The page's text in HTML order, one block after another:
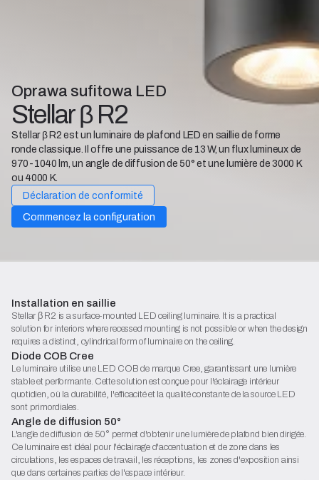
Oprawa sufitowa LED
Stellar β R2
Stellar β R2 est un luminaire de plafond LED en saillie de forme
ronde classique. Il offre une puissance de 13 W, un flux lumineux de
970-1040 lm, un angle de diffusion de 50° et une lumière de 3000 K
ou 4000 K.
Déclaration de conformité
Commencez la configuration
Installation en saillie
Stellar β R2 is a surface-mounted LED ceiling luminaire. It is a practical
solution for interiors where recessed mounting is not possible or when the design
requires a distinct, cylindrical form of luminaire on the ceiling.
Diode COB Cree
Le luminaire utilise une LED COB de marque Cree, garantissant une lumière
stable et performante. Cette solution est conçue pour l'éclairage intérieur
quotidien, où la durabilité, l'efficacité et la qualité constante de la source LED
sont primordiales.
Angle de diffusion 50°
L'angle de diffusion de 50° permet d'obtenir une lumière de plafond bien dirigée.
Ce luminaire est idéal pour l'éclairage d'accentuation et de zone dans les
circulations, les espaces de travail, les réceptions, les zones d'exposition ainsi
que dans certaines parties de l'espace intérieur.